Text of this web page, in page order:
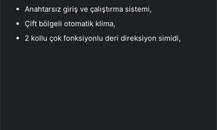
Anahtarsız giriş ve çalıştırma sistemi,
Çift bölgeli otomatik klima,
2 kollu çok fonksiyonlu deri direksiyon simidi,